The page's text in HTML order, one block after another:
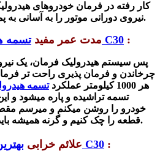
کار رفته در فرمان خودروهای
نیروی دورانی موتور را به آسانی به پمپ هیدرولیک منتقل می کند.
مدت عمر مفید تسمه هیدرولیک فابریکی ولکس C30 :
پس سیستم هیدرولیک فرمان، یک
چرخاندن و فرمان پذیری راحت تر
هر 1000 کیلومتر عملکرد
تسمه
تسمه تراشیده و پاره میشود
خودرو را روشن میکنم و میرسم مقصد
قطعه را چک کنیم و گرنه همیشه باید منتظر پاره شدن آن باشیم.
علائم خرابی بهترین تسمه هیدرولیک ولکس C30 :